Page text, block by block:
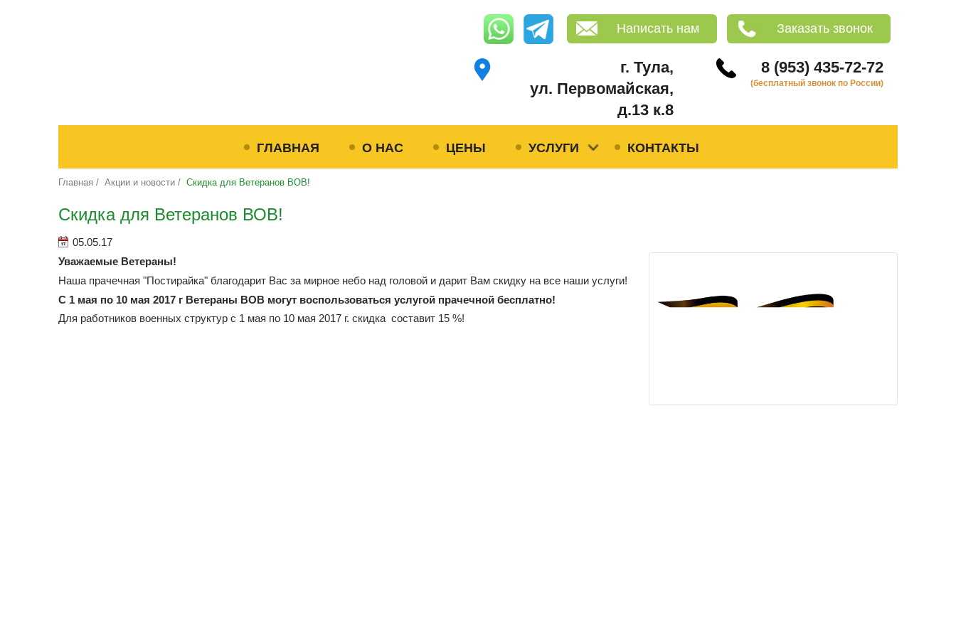
Написать нам Заказать звонок
г. Тула,
ул. Первомайская,
д.13 к.8
8 (953) 435-72-72
(бесплатный звонок по России)
ГЛАВНАЯ О НАС ЦЕНЫ УСЛУГИ КОНТАКТЫ
Главная / Акции и новости / Скидка для Ветеранов ВОВ!
Скидка для Ветеранов ВОВ!
05.05.17
Уважаемые Ветераны!
Наша прачечная "Постирайка" благодарит Вас за мирное небо над головой и дарит Вам скидку на все наши услуги!
С 1 мая по 10 мая 2017 г Ветераны ВОВ могут воспользоваться услугой прачечной бесплатно!
Для работников военных структур с 1 мая по 10 мая 2017 г. скидка составит 15 %!